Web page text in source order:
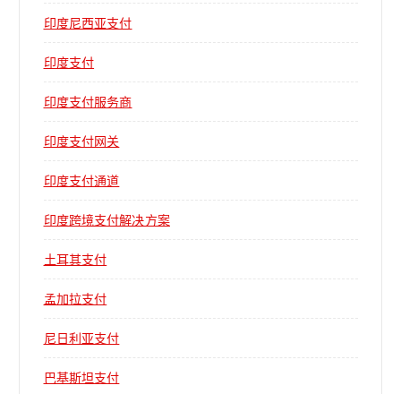
印度尼西亚支付
印度支付
印度支付服务商
印度支付网关
印度支付通道
印度跨境支付解决方案
土耳其支付
孟加拉支付
尼日利亚支付
巴基斯坦支付